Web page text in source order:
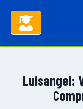
Luisangel: